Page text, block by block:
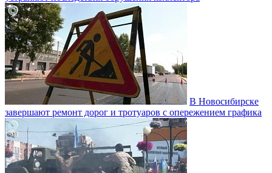
В Новосибирске
завершают ремонт дорог и тротуаров с опережением графика